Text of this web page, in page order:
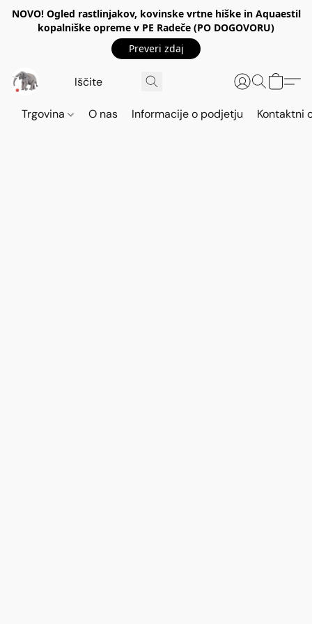
NOVO! Ogled rastlinjakov, kovinske vrtne hiške in Aquaestil
kopalniške opreme v PE Radeče (PO DOGOVORU)
Preveri zdaj
Trgovina O nas Informacije o podjetju Kontaktni